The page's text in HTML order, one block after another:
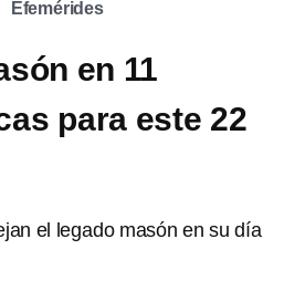
Efemérides
en 11
para este 22
el legado masón en su día